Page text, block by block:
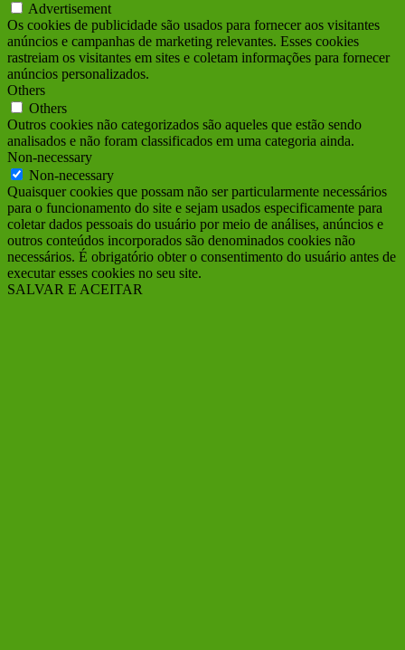
Advertisement
Os cookies de publicidade são usados para fornecer aos visitantes
anúncios e campanhas de marketing relevantes. Esses cookies
rastreiam os visitantes em sites e coletam informações para fornecer
anúncios personalizados.
Others
Others
Outros cookies não categorizados são aqueles que estão sendo
analisados e não foram classificados em uma categoria ainda.
Non-necessary
Non-necessary
Quaisquer cookies que possam não ser particularmente necessários
para o funcionamento do site e sejam usados ​​especificamente para
coletar dados pessoais do usuário por meio de análises, anúncios e
outros conteúdos incorporados são denominados cookies não
necessários. É obrigatório obter o consentimento do usuário antes de
executar esses cookies no seu site.
SALVAR E ACEITAR